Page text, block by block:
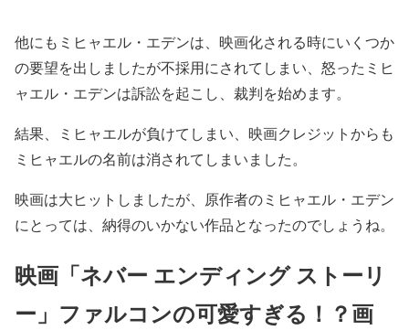
他にもミヒャエル・エデンは、映画化される時にいくつか
の要望を出しましたが不採用にされてしまい、怒ったミヒ
ャエル・エデンは訴訟を起こし、裁判を始めます。
結果、
ミヒャエルが負けてしまい、映画クレジットからも
ミヒャエルの名前は消されてしまいました。
映画は大ヒットしましたが、原作者のミヒャエル・エデン
にとっては、納得のいかない作品となったのでしょうね。
映画「ネバー エンディング ストーリ
ー」ファルコンの可愛すぎる！？画